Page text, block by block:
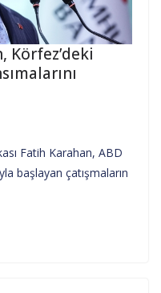
Körfez’deki
Fatih Karahan, ABD
başlayan çatışmaların